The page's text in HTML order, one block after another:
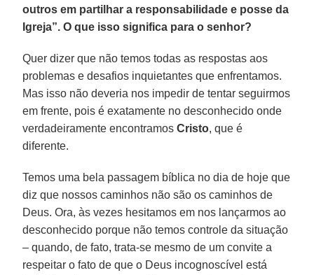
outros em partilhar a responsabilidade e posse da
Igreja”. O que isso significa para o senhor?
Quer dizer que não temos todas as respostas aos
problemas e desafios inquietantes que enfrentamos.
Mas isso não deveria nos impedir de tentar seguirmos
em frente, pois é exatamente no desconhecido onde
verdadeiramente encontramosCristo, que é
diferente.
Temos uma bela passagem bíblica no dia de hoje que
diz que nossos caminhos não são os caminhos de
Deus. Ora, às vezes hesitamos em nos lançarmos ao
desconhecido porque não temos controle da situação
– quando, de fato, trata-se mesmo de um convite a
respeitar o fato de que o Deus incognoscível está